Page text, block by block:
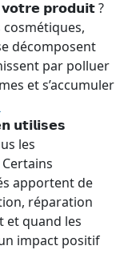
𝗽𝗿𝗼𝗱𝘂𝗶𝘁 ?
décomposent
par polluer
et s’accumuler
𝘂𝘁𝗶𝗹𝗶𝘀𝗲𝘀
les
apportent de
réparation
et quand les
impact positif